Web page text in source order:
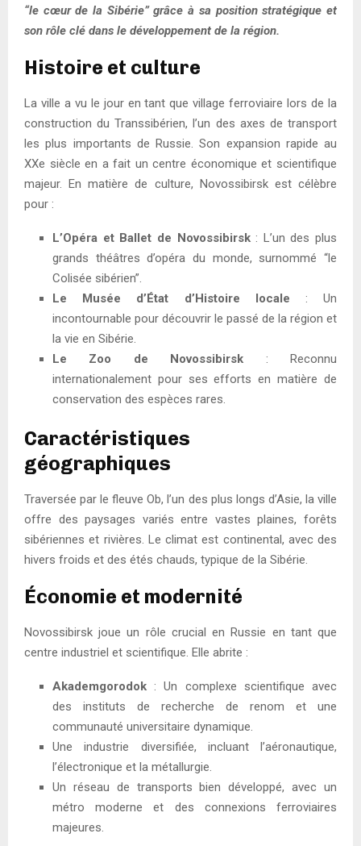
“le cœur de la Sibérie” grâce à sa position stratégique et
son rôle clé dans le développement de la région.
Histoire et culture
La ville a vu le jour en tant que village ferroviaire lors de la
construction du Transsibérien, l’un des axes de transport
les plus importants de Russie. Son expansion rapide au
XXe siècle en a fait un centre économique et scientifique
majeur. En matière de culture, Novossibirsk est célèbre
pour :
L’Opéra et Ballet de Novossibirsk: L’un des plus
grands théâtres d’opéra du monde, surnommé “le
Colisée sibérien”.
Le Musée d’État d’Histoire locale : Un
incontournable pour découvrir le passé de la région et
la vie en Sibérie.
Le Zoo de Novossibirsk : Reconnu
internationalement pour ses efforts en matière de
conservation des espèces rares.
Caractéristiques
géographiques
Traversée par le fleuve Ob, l’un des plus longs d’Asie, la ville
offre des paysages variés entre vastes plaines, forêts
sibériennes et rivières. Le climat est continental, avec des
hivers froids et des étés chauds, typique de la Sibérie.
Économie et modernité
Novossibirsk joue un rôle crucial en Russie en tant que
centre industriel et scientifique. Elle abrite :
Akademgorodok : Un complexe scientifique avec
des instituts de recherche de renom et une
communauté universitaire dynamique.
Une industrie diversifiée, incluant l’aéronautique,
l’électronique et la métallurgie.
Un réseau de transports bien développé, avec un
métro moderne et des connexions ferroviaires
majeures.